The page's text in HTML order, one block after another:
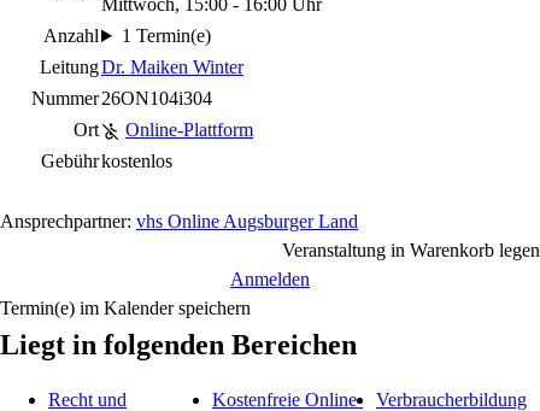
Mittwoch, 15:00 - 16:00 Uhr
Anzahl
1 Termin(e)
LeitungDr. Maiken Winter
Nummer26ON104i304
Ort
Online-Plattform
Gebührkostenlos
Ansprechpartner: vhs Online Augsburger Land
Veranstaltung in Warenkorb legen
Anmelden
Termin(e) im Kalender speichern
Liegt in folgenden Bereichen
Recht und
Kostenfreie Online-
Verbraucherbildung